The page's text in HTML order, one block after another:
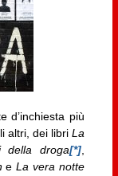
d’inchiesta più
altri, dei libri La
della droga[*],
eLa vera notte